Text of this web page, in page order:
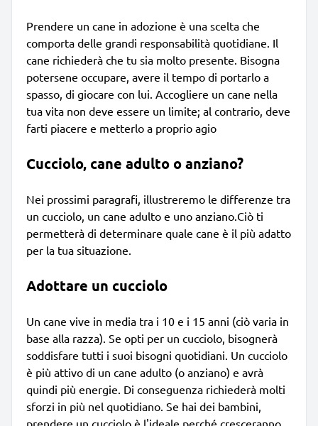
Prendere un cane in adozione è una scelta che
comporta delle grandi responsabilità quotidiane. Il
cane richiederà che tu sia molto presente. Bisogna
potersene occupare, avere il tempo di portarlo a
spasso, di giocare con lui. Accogliere un cane nella
tua vita non deve essere un limite; al contrario, deve
farti piacere e metterlo a proprio agio
Cucciolo, cane adulto o anziano?
Nei prossimi paragrafi, illustreremo le differenze tra
un cucciolo, un cane adulto e uno anziano.Ciò ti
permetterà di determinare quale cane è il più adatto
per la tua situazione.
Adottare un cucciolo
Un cane vive in media tra i 10 e i 15 anni (ciò varia in
base alla razza). Se opti per un cucciolo, bisognerà
soddisfare tutti i suoi bisogni quotidiani. Un cucciolo
è più attivo di un cane adulto (o anziano) e avrà
quindi più energie. Di conseguenza richiederà molti
sforzi in più nel quotidiano. Se hai dei bambini,
prendere un cucciolo è l'ideale perché cresceranno